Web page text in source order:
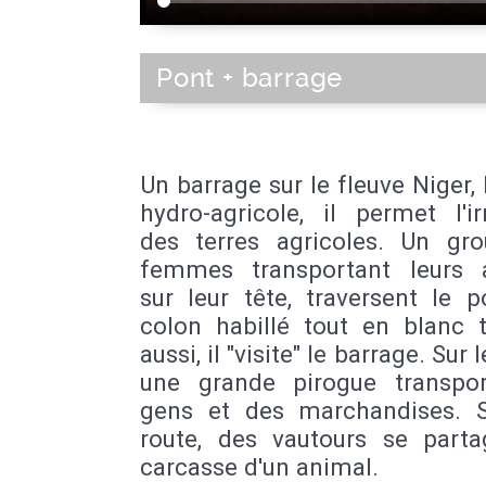
Pont + barrage
Un barrage sur le fleuve Niger,
hydro-agricole, il permet
des terres agricoles. Un
femmes transportant leurs
sur leur tête, traversent le
colon habillé tout en blanc
aussi, il "visite" le barrage. Sur
une grande pirogue
gens et des marchandises.
route, des vautours se
carcasse d'un animal.